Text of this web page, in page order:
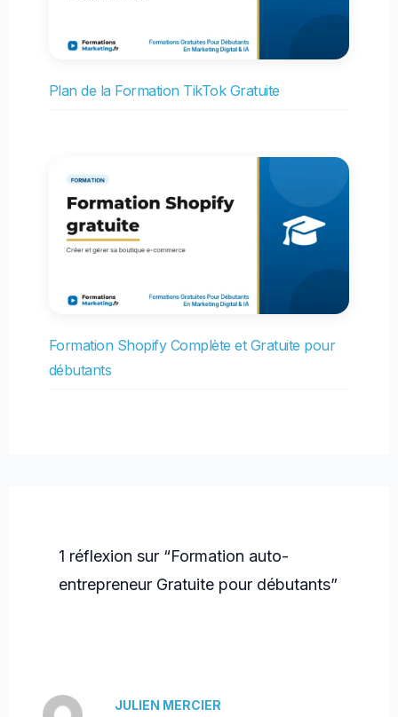
Plan de la Formation TikTok Gratuite
Formation Shopify Complète et Gratuite pour
débutants
1 réflexion sur “Formation auto-
entrepreneur Gratuite pour débutants”
JULIEN MERCIER